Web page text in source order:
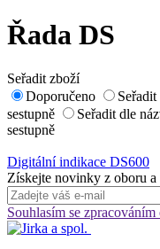
Řada DS
Seřadit zboží
Doporučeno
sestupně
Seřadit dle
sestupně
Digitální indikace DS600
Získejte novinky z oboru a
Souhlasím se